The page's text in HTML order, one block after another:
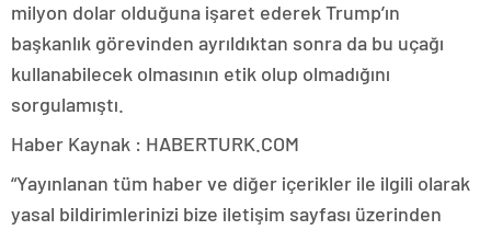
milyon dolar olduğuna işaret ederek Trump’ın
başkanlık görevinden ayrıldıktan sonra da bu uçağı
kullanabilecek olmasının etik olup olmadığını
sorgulamıştı.
Haber Kaynak : HABERTURK.COM
“Yayınlanan tüm haber ve diğer içerikler ile ilgili olarak
yasal bildirimlerinizi bize iletişim sayfası üzerinden